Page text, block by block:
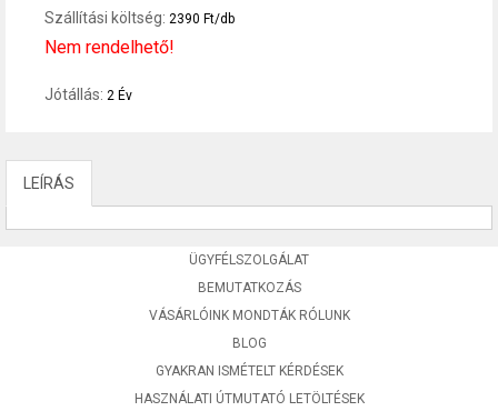
Szállítási költség: 2390 Ft/db
Nem rendelhető!
Jótállás: 2 Év
LEÍRÁS
ÜGYFÉLSZOLGÁLAT
BEMUTATKOZÁS
VÁSÁRLÓINK MONDTÁK RÓLUNK
BLOG
GYAKRAN ISMÉTELT KÉRDÉSEK
HASZNÁLATI ÚTMUTATÓ LETÖLTÉSEK